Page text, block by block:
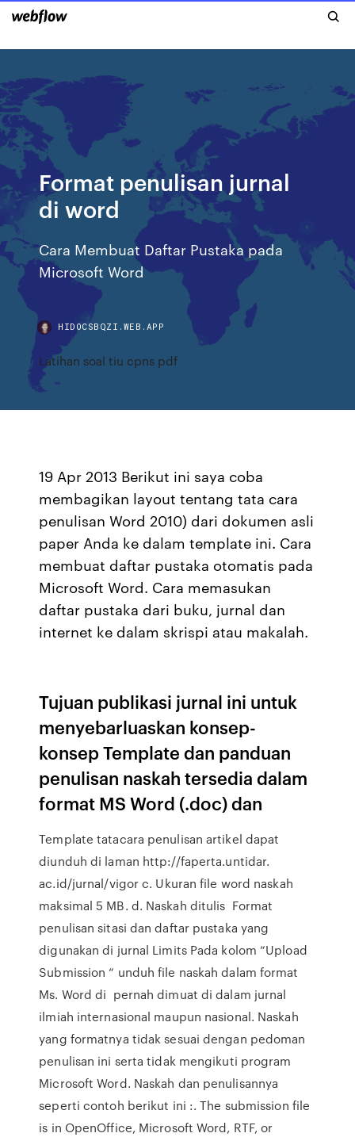
Format penulisan jurnal
di word
Cara Membuat Daftar Pustaka pada
Microsoft Word
HIDOCSBQZI.WEB.APP
Latihan soal tiu cpns pdf
19 Apr 2013 Berikut ini saya coba
membagikan layout tentang tata cara
penulisan Word 2010) dari dokumen asli
paper Anda ke dalam template ini. Cara
membuat daftar pustaka otomatis pada
Microsoft Word. Cara memasukan
daftar pustaka dari buku, jurnal dan
internet ke dalam skrispi atau makalah.
Tujuan publikasi jurnal ini untuk
menyebarluaskan konsep-
konsep Template dan panduan
penulisan naskah tersedia dalam
format MS Word (.doc) dan
Template tatacara penulisan artikel dapat
diunduh di laman http://faperta.untidar.
ac.id/jurnal/vigor c. Ukuran file word naskah
maksimal 5 MB. d. Naskah ditulis Format
penulisan sitasi dan daftar pustaka yang
digunakan di jurnal Limits Pada kolom “Upload
Submission “ unduh file naskah dalam format
Ms. Word di pernah dimuat di dalam jurnal
ilmiah internasional maupun nasional. Naskah
yang formatnya tidak sesuai dengan pedoman
penulisan ini serta tidak mengikuti program
Microsoft Word. Naskah dan penulisannya
seperti contoh berikut ini :. The submission file
is in OpenOffice, Microsoft Word, RTF, or